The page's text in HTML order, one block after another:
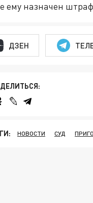
ему назначен
ДЗЕН
НОВОСТИ СУД